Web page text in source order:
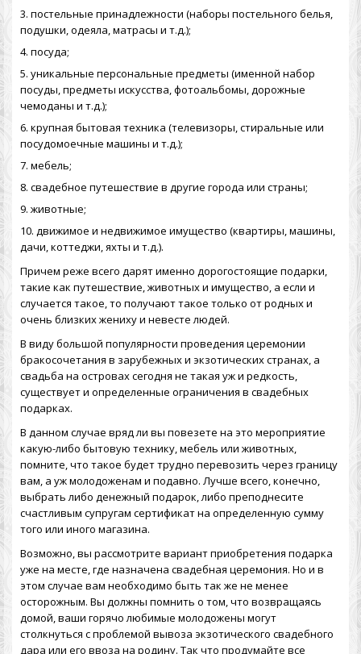
постельные принадлежности (наборы постельного белья,
подушки, одеяла, матрасы и т.д.);
посуда;
уникальные персональные предметы (именной набор
посуды, предметы искусства, фотоальбомы, дорожные
чемоданы и т.д.);
крупная бытовая техника (телевизоры, стиральные или
посудомоечные машины и т.д.);
мебель;
свадебное путешествие в другие города или страны;
животные;
движимое и недвижимое имущество (квартиры, машины,
дачи, коттеджи, яхты и т.д.).
Причем реже всего дарят именно дорогостоящие подарки,
такие как путешествие, животных и имущество, а если и
случается такое, то получают такое только от родных и
очень близких жениху и невесте людей.
В виду большой популярности проведения церемонии
бракосочетания в зарубежных и экзотических странах, а
свадьба на островахсегодня не такая уж и редкость,
существует и определенные ограничения в свадебных
подарках.
В данном случае вряд ли вы повезете на это мероприятие
какую-либо бытовую технику, мебель или животных,
помните, что такое будет трудно перевозить через границу
вам, а уж молодоженам и подавно. Лучше всего, конечно,
выбрать либо денежный подарок, либо преподнесите
счастливым супругам сертификат на определенную сумму
того или иного магазина.
Возможно, вы рассмотрите вариант приобретения подарка
уже на месте, где назначена свадебная церемония. Но и в
этом случае вам необходимо быть так же не менее
осторожным. Вы должны помнить о том, что возвращаясь
домой, ваши горячо любимые молодожены могут
столкнуться с проблемой вывоза экзотического свадебного
дара или его ввоза на родину. Так что продумайте все